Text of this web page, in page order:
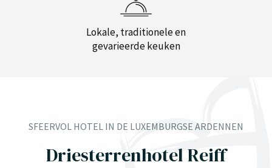
Lokale, traditionele en
gevarieerde keuken
SFEERVOL HOTEL IN DE LUXEMBURGSE ARDENNEN
DriesterrenhotelReiff